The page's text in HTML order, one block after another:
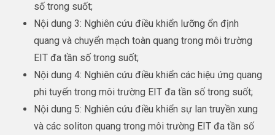
số trong suốt;
Nội dung 3: Nghiên cứu điều khiển lưỡng ổn định
quang và chuyển mạch toàn quang trong môi trường
EIT đa tần số trong suốt;
Nội dung 4: Nghiên cứu điều khiển các hiệu ứng quang
phi tuyến trong môi trường EIT đa tần số trong suốt;
Nội dung 5: Nghiên cứu điều khiển sự lan truyền xung
và các soliton quang trong môi trường EIT đa tần số